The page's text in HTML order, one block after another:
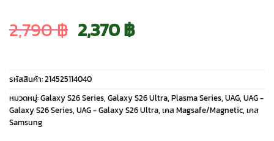
2,790฿ Original
price
was:
2,370฿Current
price
is:
รหัสสินค้า:214525114040
หมวดหมู่:Galaxy S26 Series, Galaxy S26 Ultra, Plasma Series, UAG, UAG -
Galaxy S26 Series, UAG - Galaxy S26 Ultra, เคส Magsafe/Magnetic, เคส
Samsung